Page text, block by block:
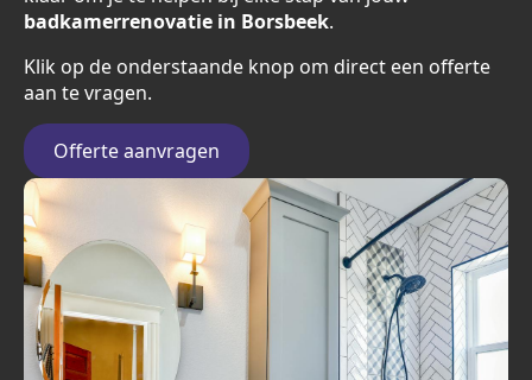
badkamerrenovatie in Borsbeek.
Klik op de onderstaande knop om direct een offerte
aan te vragen.
Offerte aanvragen